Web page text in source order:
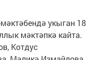
укыган 18
мәктәпкә кайта.
Котдус